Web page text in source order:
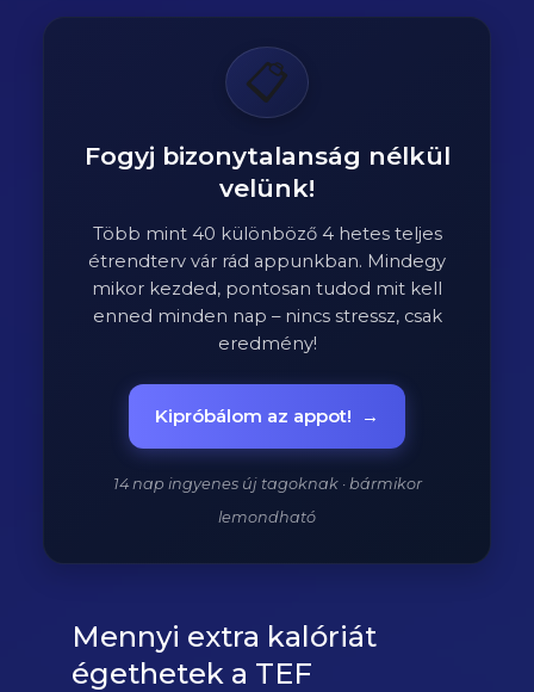
📋
Fogyj bizonytalanság nélkül
velünk!
Több mint 40 különböző 4 hetes teljes
étrendterv vár rád appunkban. Mindegy
mikor kezded, pontosan tudod mit kell
enned minden nap – nincs stressz, csak
eredmény!
Kipróbálom az appot! →
14 nap ingyenes új tagoknak · bármikor
lemondható
Mennyi extra kalóriát
égethetek a TEF